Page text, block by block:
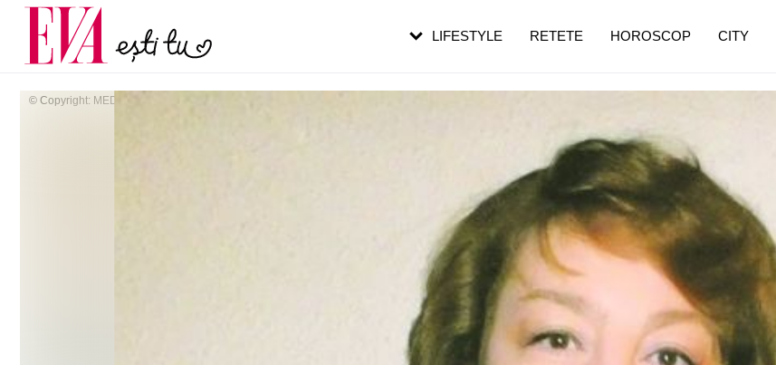
© Copyright: MEDIAFAX
LIFESTYLE RETETE HOROSCOP CITY
Carieră
Actualitate
pe măsură ce înaintezi în vârstă